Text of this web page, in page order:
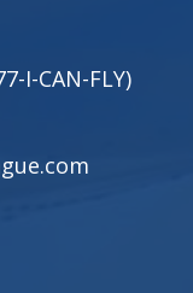
I-CAN-FLY)